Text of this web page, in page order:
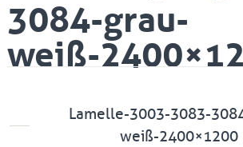
3084-grau-
weiß-
Lamelle-3003-3083-
weiß-2400×1200